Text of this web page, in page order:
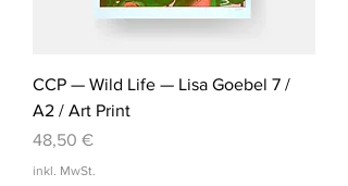
CCP — Wild Life — Lisa Goebel 7 /
A2 / Art Print
Preis
48,50 €
inkl. MwSt.